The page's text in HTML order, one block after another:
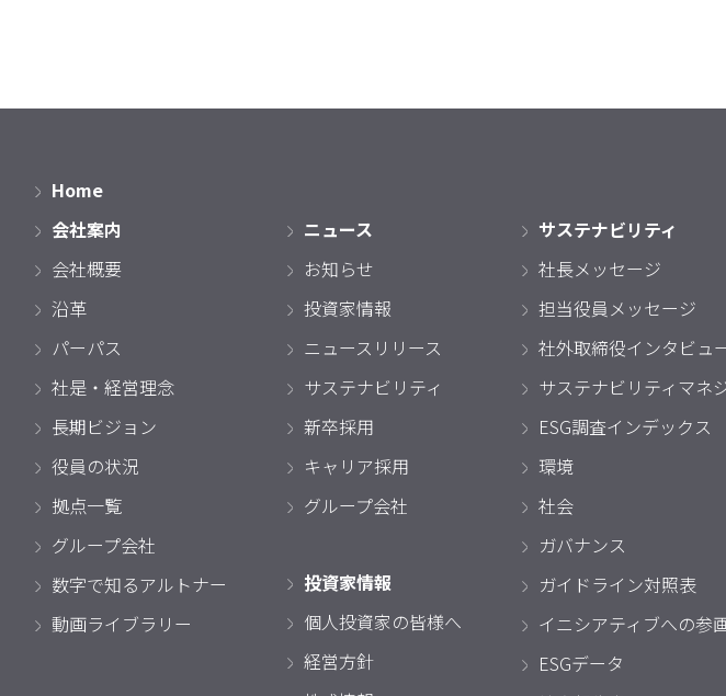
Home
会社案内
会社概要
沿革
パーパス
社是・経営理念
長期ビジョン
役員の状況
拠点一覧
グループ会社
数字で知るアルトナー
動画ライブラリー
ニュース
お知らせ
投資家情報
ニュースリリース
サステナビリティ
新卒採用
キャリア採用
グループ会社
投資家情報
個人投資家の皆様へ
経営方針
サステナビリティ
社長メッセージ
担当役員メッセージ
社外取締役インタビュ
サステナビリティマネ
ESG調査インデックス
環境
社会
ガバナンス
ガイドライン対照表
イニシアティブへの参
ESGデータ